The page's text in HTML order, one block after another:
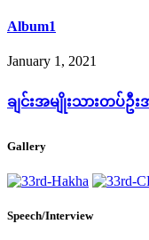
Album1
January 1, 2021
ချင်းအမျိုးသားတပ်ဦး
Gallery
Speech/Interview